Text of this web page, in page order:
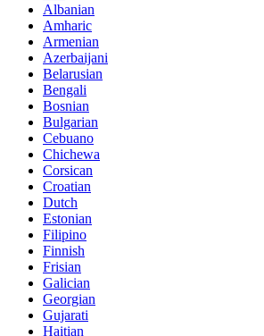
Albanian
Amharic
Armenian
Azerbaijani
Belarusian
Bengali
Bosnian
Bulgarian
Cebuano
Chichewa
Corsican
Croatian
Dutch
Estonian
Filipino
Finnish
Frisian
Galician
Georgian
Gujarati
Haitian